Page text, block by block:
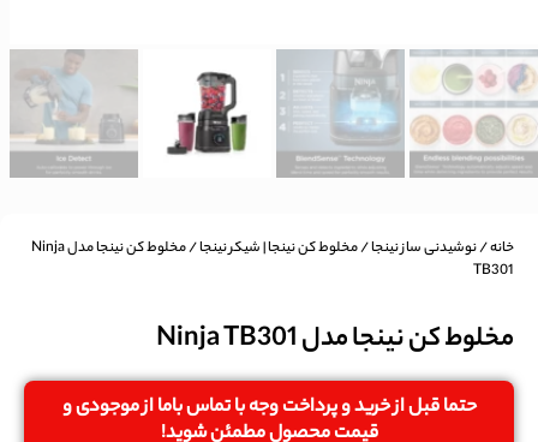
خانه/نوشیدنی ساز نینجا/مخلوط کن نینجا | شیکر نینجا
/ مخلوط کن نینجا مدل Ninja
TB301
مخلوط کن نینجا مدل Ninja TB301
حتما قبل از خرید و پرداخت وجه با تماس باما از موجودی و
قیمت محصول مطمئن شوید!